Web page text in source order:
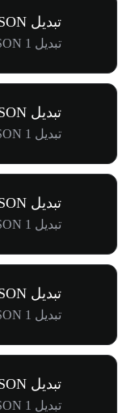
تبدیل HIMSON به PHP
تبدیل 1 HIMSON به ₱1.92K
تبدیل HIMSON به AUD
تبدیل 1 HIMSON به $44.81
تبدیل HIMSON به IDR
تبدیل 1 HIMSON به Rp565.00K
تبدیل HIMSON به CAD
تبدیل 1 HIMSON به C$44.16
تبدیل HIMSON به INR
تبدیل 1 HIMSON به ₹3.01K